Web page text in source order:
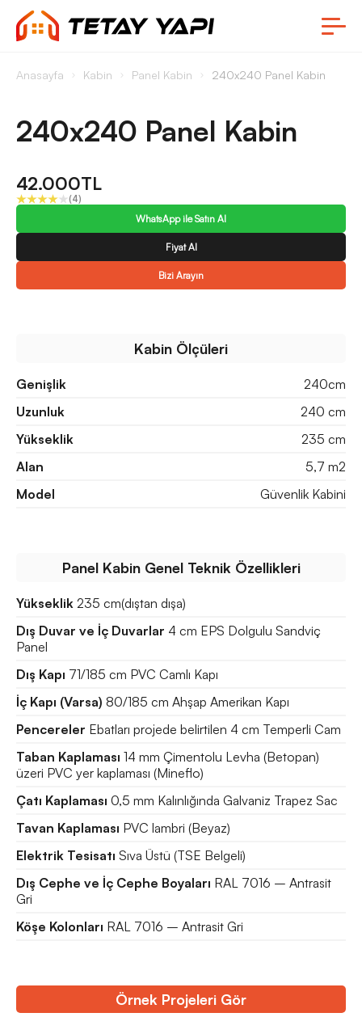
Anasayfa Kabin Panel Kabin 240x240 Panel Kabin
240x240 Panel Kabin
42.000TL
(4)
WhatsApp ile Satın Al
Fiyat Al
Bizi Arayın
Kabin Ölçüleri
Genişlik
240cm
Uzunluk
240 cm
Yükseklik
235 cm
Alan
5,7 m2
Model
Güvenlik Kabini
Panel Kabin Genel Teknik Özellikleri
Yükseklik 235 cm(dıştan dışa)
Dış Duvar ve İç Duvarlar 4 cm EPS Dolgulu Sandviç
Panel
Dış Kapı 71/185 cm PVC Camlı Kapı
İç Kapı (Varsa) 80/185 cm Ahşap Amerikan Kapı
Pencereler Ebatları projede belirtilen 4 cm Temperli Cam
Taban Kaplaması 14 mm Çimentolu Levha (Betopan)
üzeri PVC yer kaplaması (Mineflo)
Çatı Kaplaması 0,5 mm Kalınlığında Galvaniz Trapez Sac
Tavan Kaplaması PVC lambri (Beyaz)
Elektrik Tesisatı Sıva Üstü (TSE Belgeli)
Dış Cephe ve İç Cephe Boyaları RAL 7016 – Antrasit
Gri
Köşe Kolonları RAL 7016 – Antrasit Gri
Örnek Projeleri Gör